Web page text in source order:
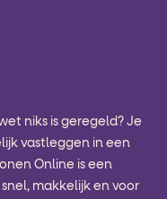
niks is geregeld? Je
vastleggen in een
Online is een
makkelijk en voor